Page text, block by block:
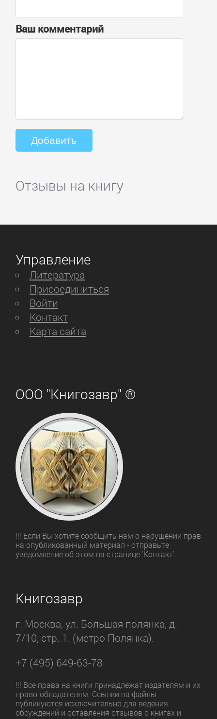
Ваш комментарий
Отзывы на книгу
Управление
Литература
Присоединиться
Войти
Контакт
Карта сайта
ООО "Книгозавр" ®
!!! Если Вы хотите сообщить нам о нарушении прав
на опубликованный материал - отправьте
уведомление об этом на странице 'Контакт'.
Книгозавр
г. Москва, ул. Большая полянка, д.
7/10, стр. 1. (метро Полянка).
+7 (495) 649-63-78
!!! Все права на книги принадлежат издателям и их
право-обладателям. Ссылки на файлы
публикуются исключительно для ведения
обсуждений и оставления отзывов о книгах и